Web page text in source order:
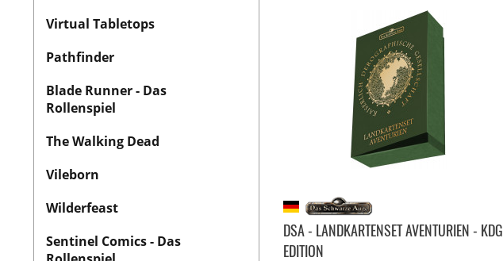
Virtual Tabletops
Pathfinder
Blade Runner - Das
Rollenspiel
The Walking Dead
Vileborn
Wilderfeast
Sentinel Comics - Das
DSA - LANDKARTENSET AVENTURIEN - KDG
EDITION